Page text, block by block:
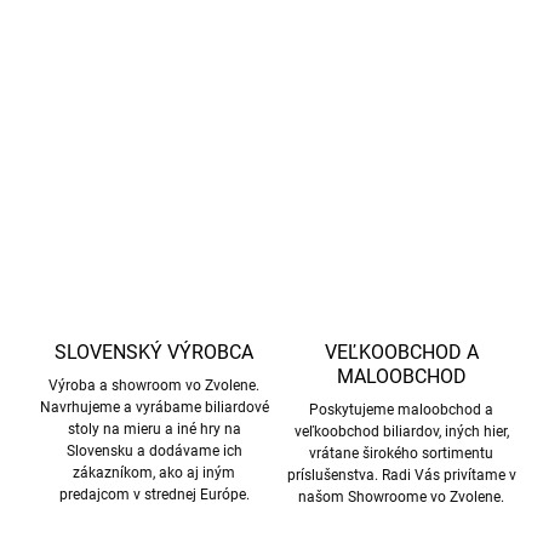
SLOVENSKÝ VÝROBCA
Výroba a showroom vo Zvolene.
Navrhujeme a vyrábame biliardové
stoly na mieru a iné hry na
Slovensku a dodávame ich
zákazníkom, ako aj iným
predajcom v strednej Európe.
VEĽKOOBCHOD A
MALOOBCHOD
Poskytujeme maloobchod a
veľkoobchod biliardov, iných hier,
vrátane širokého sortimentu
príslušenstva. Radi Vás privítame v
našom Showroome vo Zvolene.